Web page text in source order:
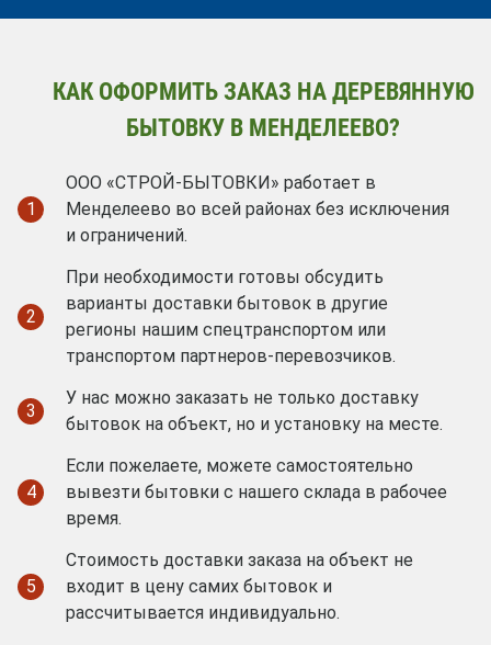
КАК ОФОРМИТЬ ЗАКАЗ НА ДЕРЕВЯННУЮ
БЫТОВКУ В МЕНДЕЛЕЕВО?
1
ООО «СТРОЙ-БЫТОВКИ» работает в
Менделеево во всей районах без исключения
и ограничений.
2
При необходимости готовы обсудить
варианты доставки бытовок в другие
регионы нашим спецтранспортом или
транспортом партнеров-перевозчиков.
3
У нас можно заказать не только доставку
бытовок на объект, но и установку на месте.
4
Если пожелаете, можете самостоятельно
вывезти бытовки с нашего склада в рабочее
время.
5
Стоимость доставки заказа на объект не
входит в цену самих бытовок и
рассчитывается индивидуально.